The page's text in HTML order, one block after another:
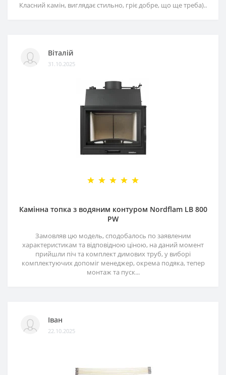
Класний камін, виглядає стильно, гріє добре, що ще треба)..
Віталій
31.10.2025
Камінна топка з водяним контуром Nordflam LB 800
PW
Замовляв цю модель, сподобалось по заявленим
характеристикам та відповідною ціною, на даний момент
прийшли піч та комплект димових труб, у виборі
комплектуючих допоміг менеджер, окрема подяка, тепер
монтаж та пуск...
Іван
22.10.2025